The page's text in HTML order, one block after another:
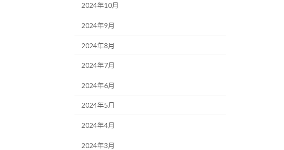
2024年10月
2024年9月
2024年8月
2024年7月
2024年6月
2024年5月
2024年4月
2024年3月